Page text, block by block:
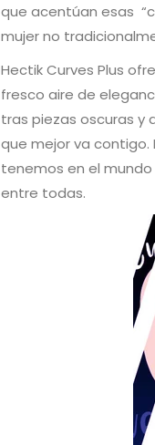
que acentúan esas
mujer no
Hectik Curves Plus
fresco aire de
tras piezas oscuras y
que mejor va contigo.
tenemos en el
entre todas.